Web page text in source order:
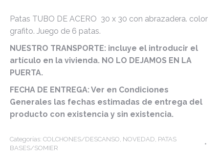
Patas TUBO DE ACERO 30 x 30 con abrazadera. color
grafito. Juego de 6 patas.
NUESTRO TRANSPORTE: incluye el introducir el
artículo en la vivienda. NO LO DEJAMOS EN LA
PUERTA.
FECHA DE ENTREGA: Ver en Condiciones
Generales las fechas estimadas de entrega del
producto con existencia y sin existencia.
Categorías: COLCHONES/DESCANSO, NOVEDAD, PATAS
BASES/SOMIER